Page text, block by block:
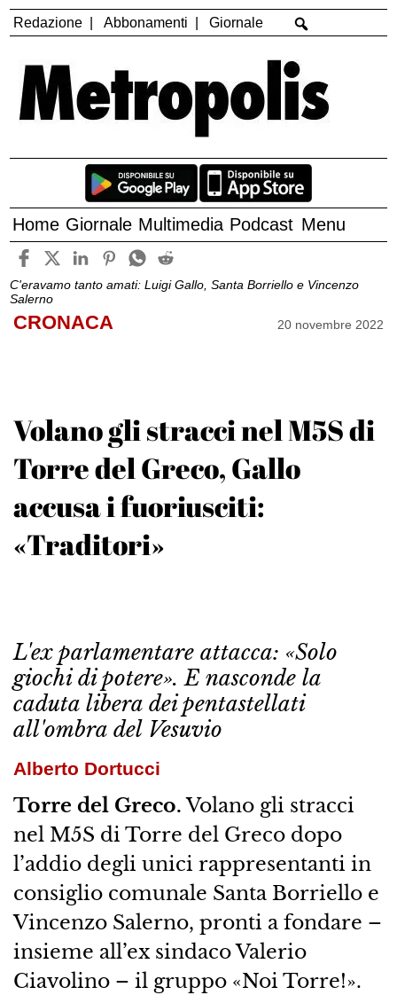
Redazione Abbonamenti Giornale
Home Giornale Multimedia Podcast Menu
C'eravamo tanto amati: Luigi Gallo, Santa Borriello e Vincenzo
Salerno
CRONACA 20 novembre 2022
Volano gli stracci nel M5S di
Torre del Greco, Gallo
accusa i fuoriusciti:
«Traditori»
L'ex parlamentare attacca: «Solo
giochi di potere». E nasconde la
caduta libera dei pentastellati
all'ombra del Vesuvio
Alberto Dortucci
Torre del Greco.Volano gli stracci
nel M5S di Torre del Greco dopo
l’addio degli unici rappresentanti in
consiglio comunale Santa Borriello e
Vincenzo Salerno, pronti a fondare –
insieme all’ex sindaco Valerio
Ciavolino – il gruppo «Noi Torre!».